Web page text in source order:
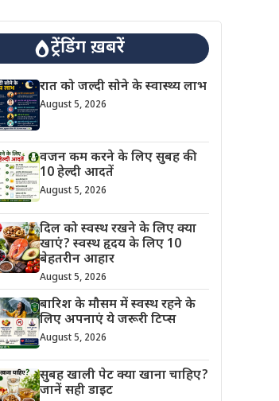
ट्रेंडिंग ख़बरें
रात को जल्दी सोने के स्वास्थ्य लाभ
August 5, 2026
वजन कम करने के लिए सुबह की
10 हेल्दी आदतें
August 5, 2026
दिल को स्वस्थ रखने के लिए क्या
खाएं? स्वस्थ हृदय के लिए 10
बेहतरीन आहार
August 5, 2026
बारिश के मौसम में स्वस्थ रहने के
लिए अपनाएं ये जरूरी टिप्स
August 5, 2026
सुबह खाली पेट क्या खाना चाहिए?
जानें सही डाइट